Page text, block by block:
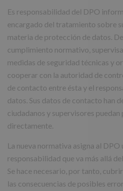
Es responsabilidad del DPO
encargado del tratamiento sobre
materia de protección de datos.
cumplimiento normativo,
medidas de seguridad técnicas y
cooperar con la autoridad de
de contacto entre ésta y el
datos. Sus datos de contacto han
ciudadanos y supervisores
directamente.
La nueva normativa asigna al
responsabilidad que va más allá
Se hace necesario, por tanto,
las consecuencias de posibles